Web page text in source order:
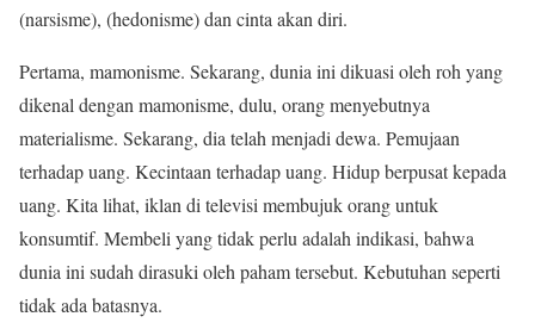
(narsisme), (hedonisme) dan cinta akan diri.
Pertama, mamonisme. Sekarang, dunia ini dikuasi oleh roh yang
dikenal dengan mamonisme, dulu, orang menyebutnya
materialisme. Sekarang, dia telah menjadi dewa. Pemujaan
terhadap uang. Kecintaan terhadap uang. Hidup berpusat kepada
uang. Kita lihat, iklan di televisi membujuk orang untuk
konsumtif. Membeli yang tidak perlu adalah indikasi, bahwa
dunia ini sudah dirasuki oleh paham tersebut. Kebutuhan seperti
tidak ada batasnya.